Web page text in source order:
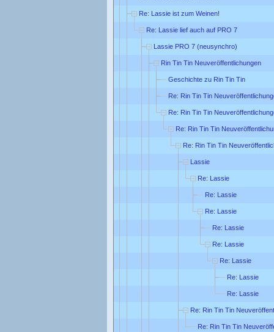
Re: Lassie ist zum Weinen!
Re: Lassie lief auch auf PRO 7
Lassie PRO 7 (neusynchro)
Rin Tin Tin Neuveröffentlichungen
Geschichte zu Rin Tin Tin
Re: Rin Tin Tin
Re: Rin Tin Tin
Re: Rin Tin Tin
Re: Rin Tin Tin
Lassie
Re: Lassie
Re: Lassie
Re: Lassie
Re: Lassie
Re: Lassie
Re: Lassie
Re: Lassie
Re: Lassie
Re: Rin Tin Tin
Re: Rin Tin Tin